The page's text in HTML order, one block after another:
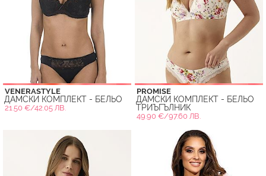
VENERASTYLE
ДАМСКИ КОМПЛЕКТ - БЕЛЬО
21.50 €/42.05 ЛВ.
PROMISE
ДАМСКИ КОМПЛЕКТ - БЕЛЬО
ТРИЪГЪЛНИК
49.90 €/97.60 ЛВ.